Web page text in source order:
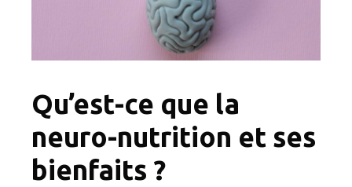
Qu’est-ce que la
neuro-nutrition et ses
bienfaits ?